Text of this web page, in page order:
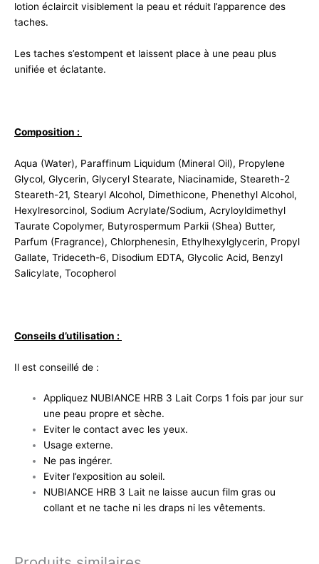
lotion éclaircit visiblement la peau et réduit l’apparence des
taches.
Les taches s’estompent et laissent place à une peau plus
unifiée et éclatante.
Composition :
Aqua (Water), Paraffinum Liquidum (Mineral Oil), Propylene
Glycol, Glycerin, Glyceryl Stearate, Niacinamide, Steareth-2
Steareth-21, Stearyl Alcohol, Dimethicone, Phenethyl Alcohol,
Hexylresorcinol, Sodium Acrylate/Sodium, Acryloyldimethyl
Taurate Copolymer, Butyrospermum Parkii (Shea) Butter,
Parfum (Fragrance), Chlorphenesin, Ethylhexylglycerin, Propyl
Gallate, Trideceth-6, Disodium EDTA, Glycolic Acid, Benzyl
Salicylate, Tocopherol
Conseils d’utilisation :
Il est conseillé de :
Appliquez NUBIANCE HRB 3 Lait Corps 1 fois par jour sur
une peau propre et sèche.
Eviter le contact avec les yeux.
Usage externe.
Ne pas ingérer.
Eviter l’exposition au soleil.
NUBIANCE HRB 3 Lait ne laisse aucun film gras ou
collant et ne tache ni les draps ni les vêtements.